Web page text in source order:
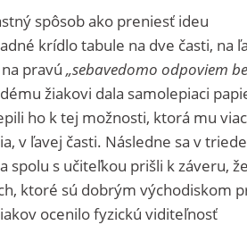
spôsob ako preniesť ideu
krídlo tabule na dve časti, na
pravú „sebavedomo odpoviem
žiakovi dala samolepiaci
ho k tej možnosti, ktorá mu viac
v ľavej časti. Následne sa v triede
spolu s učiteľkou prišli k záveru,
ktoré sú dobrým východiskom
ocenilo fyzickú viditeľnosť